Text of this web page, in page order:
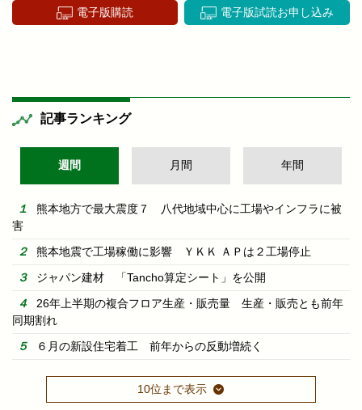
電子版購読 電子版試読お申し込み
記事ランキング
週間 月間 年間
熊本地方で最大震度７ 八代地域中心に工場やインフラに被
害
熊本地震で工場稼働に影響 ＹＫＫ ＡＰは２工場停止
ジャパン建材 「Tancho算定シート」を公開
26年上半期の複合フロア生産・販売量 生産・販売とも前年
同期割れ
６月の新設住宅着工 前年からの反動増続く
10位まで表示